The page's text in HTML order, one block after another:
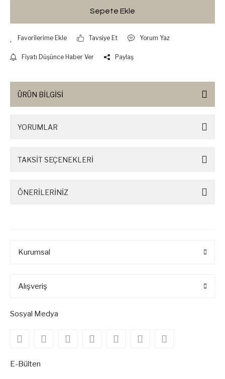
Sepete Ekle
Tavsiye Et Yorum Yaz
Fiyatı Düşünce Haber Ver Paylaş
ÜRÜN BİLGİSİ
YORUMLAR
TAKSİT SEÇENEKLERİ
ÖNERİLERİNİZ
Kurumsal
Alışveriş
Sosyal Medya
E-Bülten